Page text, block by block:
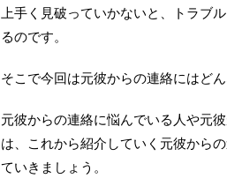
上手く見破っていかないと、トラブ
るのです。
そこで今回は元彼からの連絡にはど
元彼からの連絡に悩んでいる人や元
は、これから紹介していく元彼から
ていきましょう。